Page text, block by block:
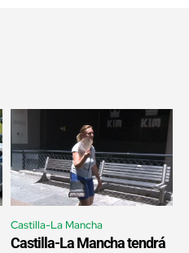
Castilla-La Mancha
Castilla-La Mancha tendrá